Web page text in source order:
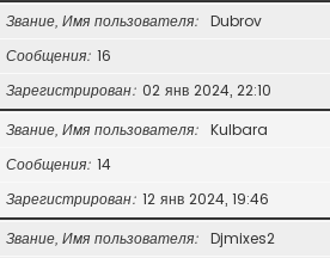
Звание, Имя пользователя
Dubrov
Сообщения 16
Зарегистрирован 02 янв 2024, 22:10
Звание, Имя пользователя
Kulbara
Сообщения 14
Зарегистрирован 12 янв 2024, 19:46
Звание, Имя пользователя
Djmixes2